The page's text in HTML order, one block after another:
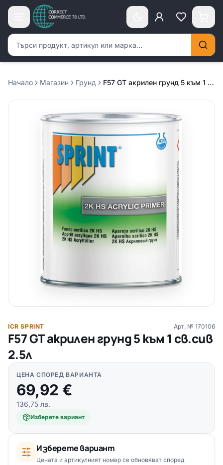
Търсене на продукти
Начало Магазин Грунд F57 GT акрилен грунд 5 към 1 св.сив 2.5л
ICR SPRINT Арт. № 170106
F57 GT акрилен грунд 5 към 1 св.сив
2.5л
ЦЕНА СПОРЕД ВАРИАНТА
69,92 €
136,75 лв.
Изберете вариант
Изберете вариант
Цената и артикулният номер се обновяват според